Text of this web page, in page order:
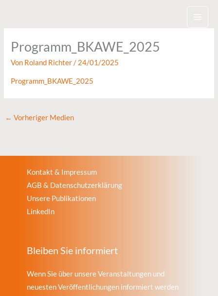
Programm_BKAWE_2025
Von Roland Richter/ 24/01/2025
Programm_BKAWE_2025
← Vorheriger Medien
Kontakt & Impressum
AGB & Datenschutzerklärung
Unsere Publikationen
LinkedIn
Bleiben Sie informiert
Wenn Sie über unsere Veranstaltungen und
neuesten Veröffentlichungen informiert werden